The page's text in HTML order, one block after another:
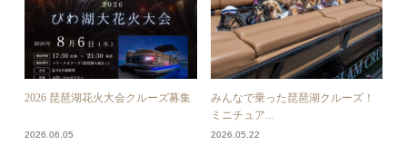
2026 琵琶湖花火大会クルーズ募集
2026.06.05
みんなで乗った琵琶湖クルーズ！
ミニチュア...
2026.05.22